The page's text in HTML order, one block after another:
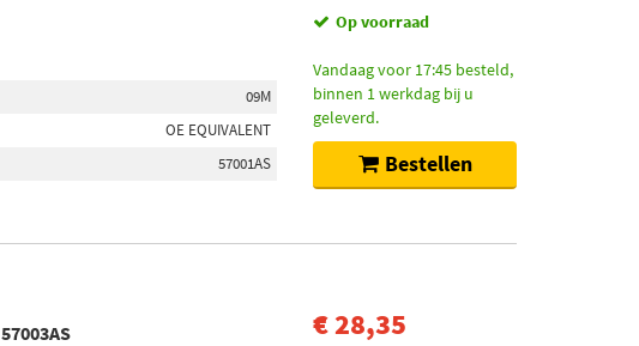
09M
OE EQUIVALENT
57001AS
Op voorraad
Vandaag voor 17:45 besteld,
binnen 1 werkdag bij u
geleverd.
Bestellen
€ 28,35